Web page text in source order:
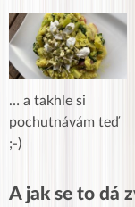
… a takhle si
pochutnávám teď
;-)
A jak se to dá